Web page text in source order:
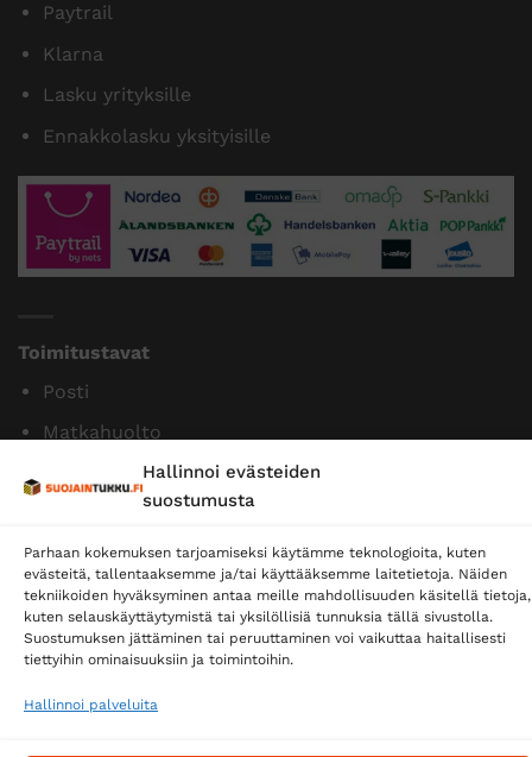
Hallinnoi evästeiden
suostumusta
Parhaan kokemuksen tarjoamiseksi käytämme teknologioita, kuten
evästeitä, tallentaaksemme ja/tai käyttääksemme laitetietoja. Näiden
tekniikoiden hyväksyminen antaa meille mahdollisuuden käsitellä tietoja,
kuten selauskäyttäytymistä tai yksilöllisiä tunnuksia tällä sivustolla.
Suostumuksen jättäminen tai peruuttaminen voi vaikuttaa haitallisesti
tiettyihin ominaisuuksiin ja toimintoihin.
Hallinnoi palveluita
Paytrail
Klarna
Lasku yrityksille
Ennakkolasku yksityisille
Toimitustavat
Posti
Matkahuolto
Tilaa uutiskirje ja saat erikoisalennuksia
sähköpostiisi